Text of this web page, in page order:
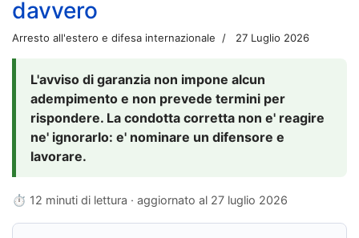
davvero
Arresto all'estero e difesa internazionale 27 Luglio 2026
L'avviso di garanzia non impone alcun
adempimento e non prevede termini per
rispondere. La condotta corretta non e' reagire
ne' ignorarlo: e' nominare un difensore e
lavorare.
⏱ 12 minuti di lettura · aggiornato al 27 luglio 2026